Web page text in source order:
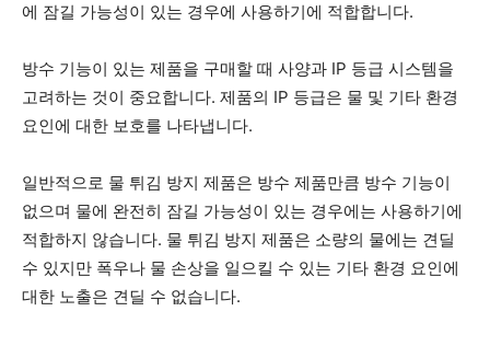
에 잠길 가능성이 있는 경우에 사용하기에 적합합니다.
방수 기능이 있는 제품을 구매할 때 사양과 IP 등급 시스템을
고려하는 것이 중요합니다. 제품의 IP 등급은 물 및 기타 환경
요인에 대한 보호를 나타냅니다.
일반적으로 물 튀김 방지 제품은 방수 제품만큼 방수 기능이
없으며 물에 완전히 잠길 가능성이 있는 경우에는 사용하기에
적합하지 않습니다. 물 튀김 방지 제품은 소량의 물에는 견딜
수 있지만 폭우나 물 손상을 일으킬 수 있는 기타 환경 요인에
대한 노출은 견딜 수 없습니다.